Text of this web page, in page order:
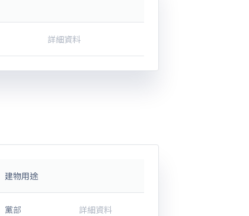
詳細資料
建物用途
黨部 詳細資料